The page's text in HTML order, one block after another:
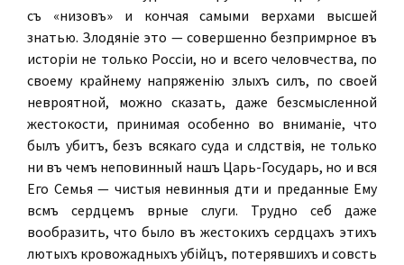
съ «низовъ» и кончая самыми верхами высшей
знатью. Злодѣяніе это — совершенно безпримѣрное въ
исторіи не только Россіи, но и всего человѣчества, по
своему крайнему напряженію злыхъ силъ, по своей
невѣроятной, можно сказать, даже безсмысленной
жестокости, принимая особенно во вниманіе, что
былъ убитъ, безъ всякаго суда и слѣдствія, не только
ни въ чемъ неповинный нашъ Царь-Государь, но и вся
Его Семья — чистыя невинныя дѣти и преданные Ему
всѣмъ сердцемъ вѣрные слуги. Трудно себѣ даже
вообразить, что было въ жестокихъ сердцахъ этихъ
лютыхъ кровожадныхъ убійцъ, потерявшихъ и совѣсть